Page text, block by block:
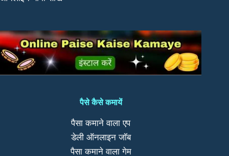
पैसे कैसे कमायें
पैसा कमाने वाला एप
डेली ऑनलाइन जॉब
पैसा कमाने वाला गेम